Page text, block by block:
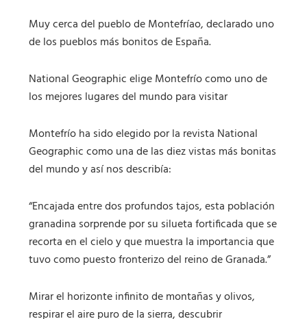
Muy cerca del pueblo de Montefríao, declarado uno
de los pueblos más bonitos de España.
National Geographic elige Montefrío como uno de
los mejores lugares del mundo para visitar
Montefrío ha sido elegido por la revista National
Geographic como una de las diez vistas más bonitas
del mundo y así nos describía:
“Encajada entre dos profundos tajos, esta población
granadina sorprende por su silueta fortificada que se
recorta en el cielo y que muestra la importancia que
tuvo como puesto fronterizo del reino de Granada.”
Mirar el horizonte infinito de montañas y olivos,
respirar el aire puro de la sierra, descubrir